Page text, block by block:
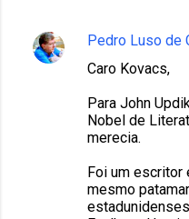
Pedro Luso de
Caro Kovacs,
Para John
Nobel de
merecia.
Foi um escritor
mesmo